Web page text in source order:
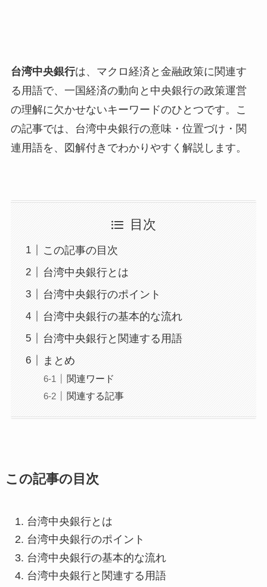
台湾中央銀行は、マクロ経済と金融政策に関連す
る用語で、一国経済の動向と中央銀行の政策運営
の理解に欠かせないキーワードのひとつです。こ
の記事では、台湾中央銀行の意味・位置づけ・関
連用語を、図解付きでわかりやすく解説します。
目次
この記事の目次
台湾中央銀行とは
台湾中央銀行のポイント
台湾中央銀行の基本的な流れ
台湾中央銀行と関連する用語
まとめ
関連ワード
関連する記事
この記事の目次
台湾中央銀行とは
台湾中央銀行のポイント
台湾中央銀行の基本的な流れ
台湾中央銀行と関連する用語